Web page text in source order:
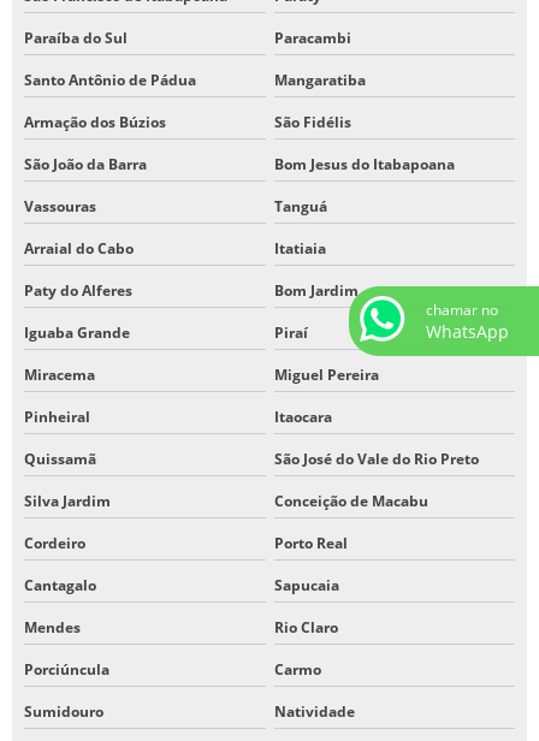
Paraíba do Sul Paracambi
Santo Antônio de Pádua Mangaratiba
Armação dos Búzios São Fidélis
São João da Barra Bom Jesus do Itabapoana
Vassouras Tanguá
Arraial do Cabo Itatiaia
Paty do Alferes Bom Jardim
Iguaba Grande Piraí
Miracema Miguel Pereira
Pinheiral Itaocara
Quissamã São José do Vale do Rio Preto
Silva Jardim Conceição de Macabu
Cordeiro Porto Real
Cantagalo Sapucaia
Mendes Rio Claro
Porciúncula Carmo
Sumidouro Natividade
chamar no
WhatsApp